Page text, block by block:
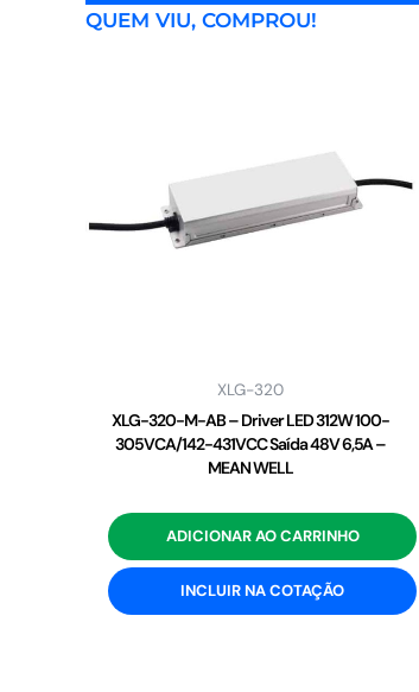
QUEM VIU, COMPROU!
XLG-320
XLG-320-M-AB – Driver LED 312W 100-
305VCA/142-431VCC Saída 48V 6,5A –
MEAN WELL
ADICIONAR AO CARRINHO
INCLUIR NA COTAÇÃO